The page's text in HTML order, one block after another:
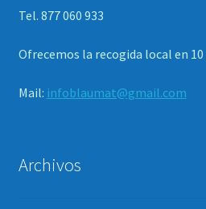
Tel. 877 060 933
Ofrecemos la recogida local en 10
Mail: infoblaumat@gmail.com
Archivos